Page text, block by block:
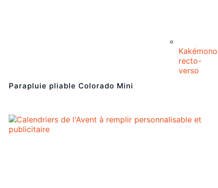
Kakémono
recto-
verso
Parapluie pliable Colorado Mini